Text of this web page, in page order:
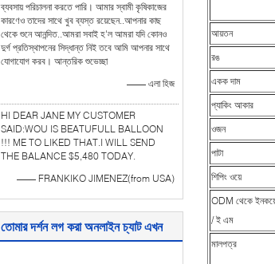
ব্যবসায় পরিচালনা করতে পারি। আমার স্বামী কৃষিকাজের
কারণেও তাদের সাথে খুব ব্যস্ত রয়েছেন..আপনার কাছ
থেকে শুনে আনন্দিত..আমরা সবাই হ'ল আমরা যদি কোনও
দুর্গ প্রতিস্থাপনের সিদ্ধান্ত নিই তবে আমি আপনার সাথে
যোগাযোগ করব। আন্তরিক শুভেচ্ছা
—— এলা হিজ
HI DEAR JANE MY CUSTOMER
SAID:WOU IS BEATUFULL BALLOON
!!! ME TO LIKED THAT.I WILL SEND
THE BALANCE $5,480 TODAY.
—— FRANKIKO JIMENEZ(from USA)
তোমার দর্শন লগ করা অনলাইন চ্যাট এখন
আয়তন
রঙ
একক দাম
প্যাকিং আকার
ওজন
পাটা
শিপিং ওয়ে
ODM থেকে
/ ই এম
মালপত্র